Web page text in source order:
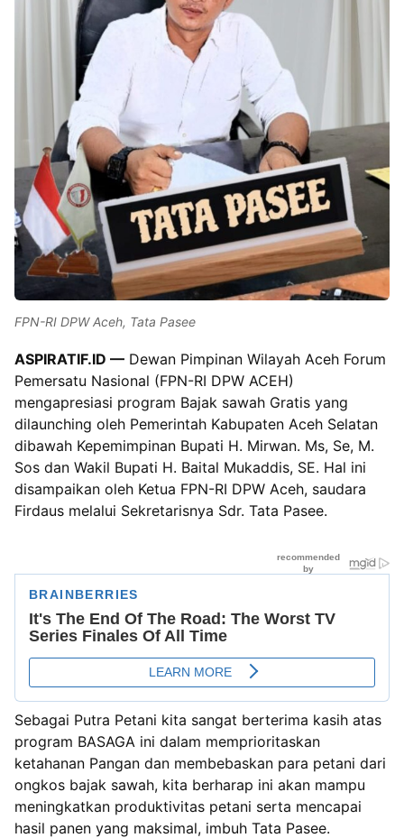
FPN-RI DPW Aceh, Tata Pasee
ASPIRATIF.ID — Dewan Pimpinan Wilayah Aceh Forum
Pemersatu Nasional (FPN-RI DPW ACEH)
mengapresiasi program Bajak sawah Gratis yang
dilaunching oleh Pemerintah Kabupaten Aceh Selatan
dibawah Kepemimpinan Bupati H. Mirwan. Ms, Se, M.
Sos dan Wakil Bupati H. Baital Mukaddis, SE. Hal ini
disampaikan oleh Ketua FPN-RI DPW Aceh, saudara
Firdaus melalui Sekretarisnya Sdr. Tata Pasee.
Sebagai Putra Petani kita sangat berterima kasih atas
program BASAGA ini dalam memprioritaskan
ketahanan Pangan dan membebaskan para petani dari
ongkos bajak sawah, kita berharap ini akan mampu
meningkatkan produktivitas petani serta mencapai
hasil panen yang maksimal, imbuh Tata Pasee.